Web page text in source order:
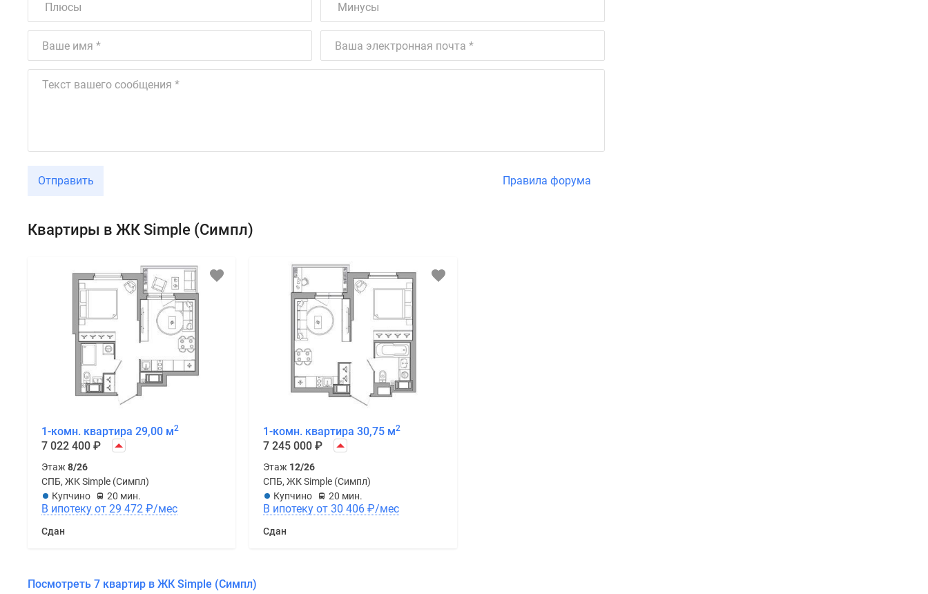
Отправить Правила форума
Квартиры в ЖК Simple (Симпл)
1-комн. квартира 29,00 м2
7 022 400 ₽
Этаж 8/26
СПБ, ЖК Simple (Симпл)
Купчино
20 мин.
В ипотеку от 29 472 ₽/мес
Сдан
1-комн. квартира 30,75 м2
7 245 000 ₽
Этаж 12/26
СПБ, ЖК Simple (Симпл)
Купчино
20 мин.
В ипотеку от 30 406 ₽/мес
Сдан
Посмотреть 7 квартир в ЖК Simple (Симпл)